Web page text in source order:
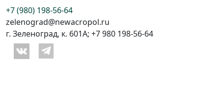
+7 (980) 198-56-64
zelenograd@newacropol.ru
г. Зеленоград, к. 601А; +7 980 198-56-64